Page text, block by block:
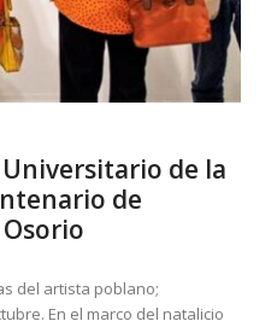
de la
de
del artista poblano;
En el marco del natalicio